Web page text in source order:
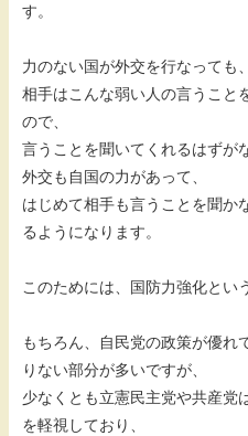
す。
力のない国が外交を行なっても、
相手はこんな弱い人の言うこと
ので、
言うことを聞いてくれるはずが
外交も自国の力があって、
はじめて相手も言うことを聞か
るようになります。
このためには、国防力強化とい
もちろん、自民党の政策が優れ
りない部分が多いですが、
少なくとも立憲民主党や共産党
を軽視しており、